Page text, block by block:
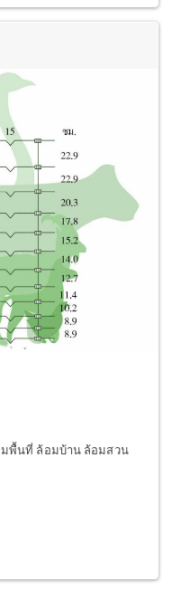
มพื้นที่ ล้อมบ้าน ล้อมสวน